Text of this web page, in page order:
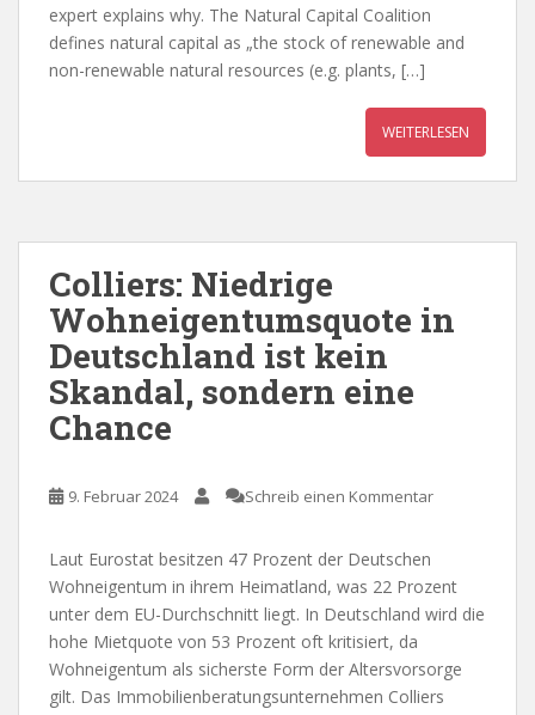
expert explains why. The Natural Capital Coalition
defines natural capital as „the stock of renewable and
non-renewable natural resources (e.g. plants, […]
WEITERLESEN
Colliers: Niedrige
Wohneigentumsquote in
Deutschland ist kein
Skandal, sondern eine
Chance
9. Februar 2024 Schreib einen Kommentar
Laut Eurostat besitzen 47 Prozent der Deutschen
Wohneigentum in ihrem Heimatland, was 22 Prozent
unter dem EU-Durchschnitt liegt. In Deutschland wird die
hohe Mietquote von 53 Prozent oft kritisiert, da
Wohneigentum als sicherste Form der Altersvorsorge
gilt. Das Immobilienberatungsunternehmen Colliers